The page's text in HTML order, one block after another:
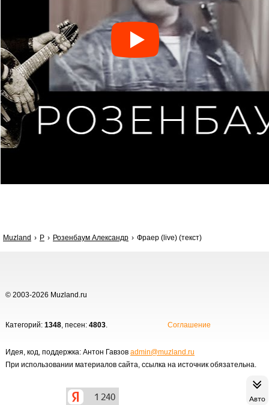
Авто
Muzland Р Розенбаум Александр Фраер (live) (текст)
© 2003-2026 Muzland.ru
Категорий: 1348, песен: 4803. Соглашение
Идея, код, поддержка: Антон Гавзов admin@muzland.ru
При использовании материалов сайта, ссылка на источник обязательна.